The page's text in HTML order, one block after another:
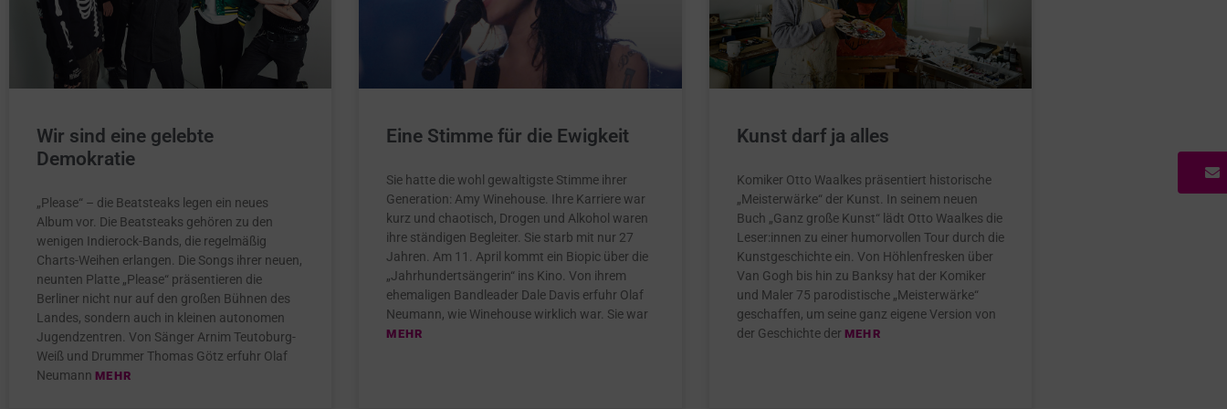
Wir sind eine gelebte
Demokratie
„Please“ – die Beatsteaks legen ein neues
Album vor. Die Beatsteaks gehören zu den
wenigen Indierock-Bands, die regelmäßig
Charts-Weihen erlangen. Die Songs ihrer neuen,
neunten Platte „Please“ präsentieren die
Berliner nicht nur auf den großen Bühnen des
Landes, sondern auch in kleinen autonomen
Jugendzentren. Von Sänger Arnim Teutoburg-
Weiß und Drummer Thomas Götz erfuhr Olaf
Neumann MEHR
Eine Stimme für die Ewigkeit
Sie hatte die wohl gewaltigste Stimme ihrer
Generation: Amy Winehouse. Ihre Karriere war
kurz und chaotisch, Drogen und Alkohol waren
ihre ständigen Begleiter. Sie starb mit nur 27
Jahren. Am 11. April kommt ein Biopic über die
„Jahrhundertsängerin“ ins Kino. Von ihrem
ehemaligen Bandleader Dale Davis erfuhr Olaf
Neumann, wie Winehouse wirklich war. Sie war
MEHR
Kunst darf ja alles
Komiker Otto Waalkes präsentiert historische
„Meisterwärke“ der Kunst. In seinem neuen
Buch „Ganz große Kunst“ lädt Otto Waalkes die
Leser:innen zu einer humorvollen Tour durch die
Kunstgeschichte ein. Von Höhlenfresken über
Van Gogh bis hin zu Banksy hat der Komiker
und Maler 75 parodistische „Meisterwärke“
geschaffen, um seine ganz eigene Version von
der Geschichte der MEHR